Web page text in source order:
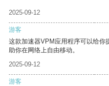
2025-09-12
游客
这款加速器VPM应用程序可以给你
助你在网络上自由移动。
2025-09-12
游客